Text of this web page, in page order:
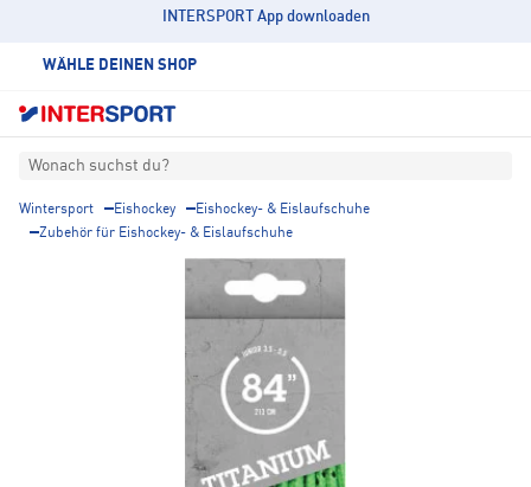
INTERSPORT App downloaden
WÄHLE DEINEN SHOP
Wonach suchst du?
Wintersport Eishockey
Eishockey- & Eislaufschuhe
Zubehör für Eishockey- & Eislaufschuhe